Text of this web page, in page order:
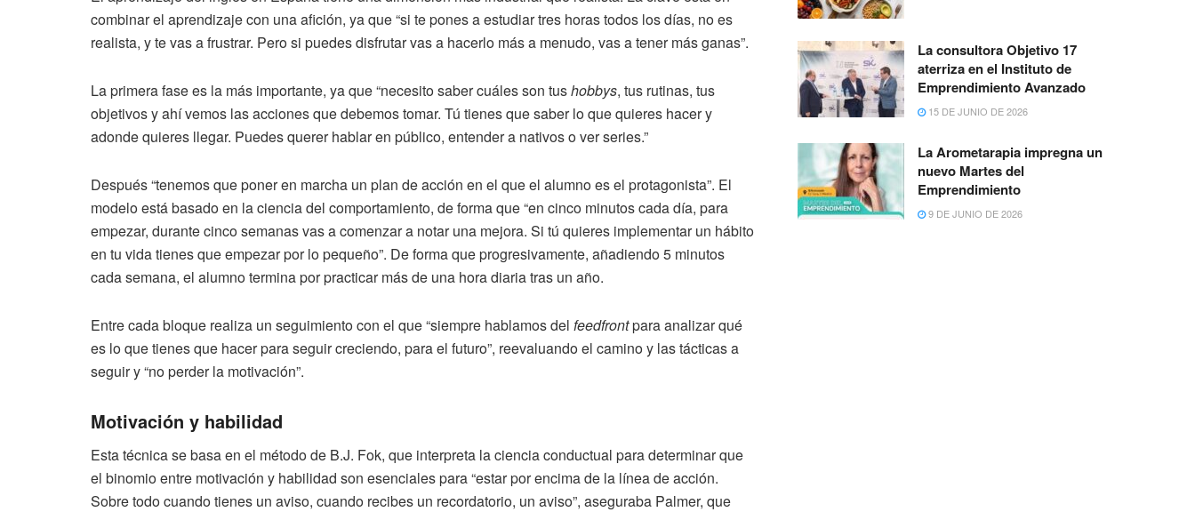
combinar el aprendizaje con una afición, ya que “si te pones a estudiar tres horas todos los días, no es
realista, y te vas a frustrar. Pero si puedes disfrutar vas a hacerlo más a menudo, vas a tener más ganas”.
La primera fase es la más importante, ya que “necesito saber cuáles son tushobbys, tus rutinas, tus
objetivos y ahí vemos las acciones que debemos tomar. Tú tienes que saber lo que quieres hacer y
adonde quieres llegar. Puedes querer hablar en público, entender a nativos o ver series.”
Después “tenemos que poner en marcha un plan de acción en el que el alumno es el protagonista”. El
modelo está basado en la ciencia del comportamiento, de forma que “en cinco minutos cada día, para
empezar, durante cinco semanas vas a comenzar a notar una mejora. Si tú quieres implementar un hábito
en tu vida tienes que empezar por lo pequeño”. De forma que progresivamente, añadiendo 5 minutos
cada semana, el alumno termina por practicar más de una hora diaria tras un año.
Entre cada bloque realiza un seguimiento con el que “siempre hablamos del feedfrontpara analizar qué
es lo que tienes que hacer para seguir creciendo, para el futuro”, reevaluando el camino y las tácticas a
seguir y “no perder la motivación”.
Motivación y habilidad
Esta técnica se basa en el método de B.J. Fok, que interpreta la ciencia conductual para determinar que
el binomio entre motivación y habilidad son esenciales para “estar por encima de la línea de acción.
Sobre todo cuando tienes un aviso, cuando recibes un recordatorio, un aviso”, aseguraba Palmer, que
La consultora Objetivo 17
aterriza en el Instituto de
Emprendimiento Avanzado
15 DE JUNIO DE 2026
La Arometarapia impregna un
nuevo Martes del
Emprendimiento
9 DE JUNIO DE 2026